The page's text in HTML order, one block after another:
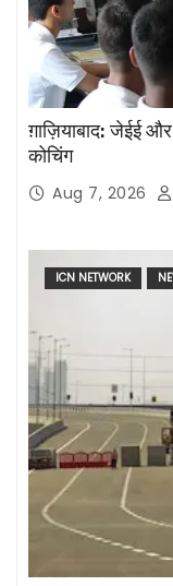
ग़ाज़ियाबाद: जेईई
कोचिंग
Aug 7, 2026
ICN NETWORK